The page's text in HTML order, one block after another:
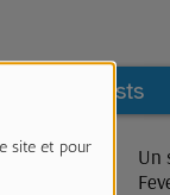
site et pour
Nos podcasts
Un